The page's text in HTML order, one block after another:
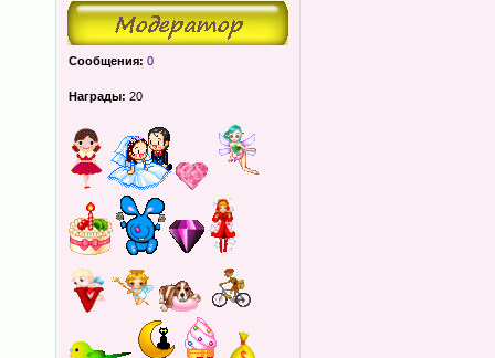
Сообщения: 0
Награды: 20